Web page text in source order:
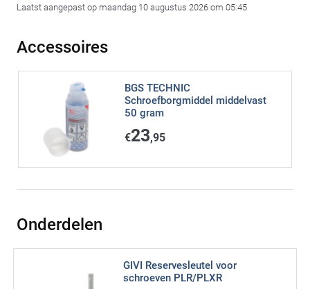
Laatst aangepast op maandag 10 augustus 2026 om 05:45
Accessoires
BGS TECHNIC
Schroefborgmiddel middelvast
50 gram
€23,95
Onderdelen
GIVI Reservesleutel voor
schroeven PLR/PLXR